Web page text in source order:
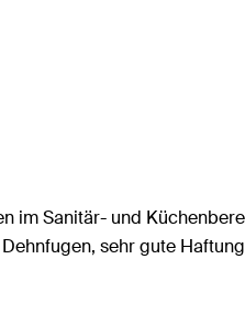
im Sanitär- und
sehr gute